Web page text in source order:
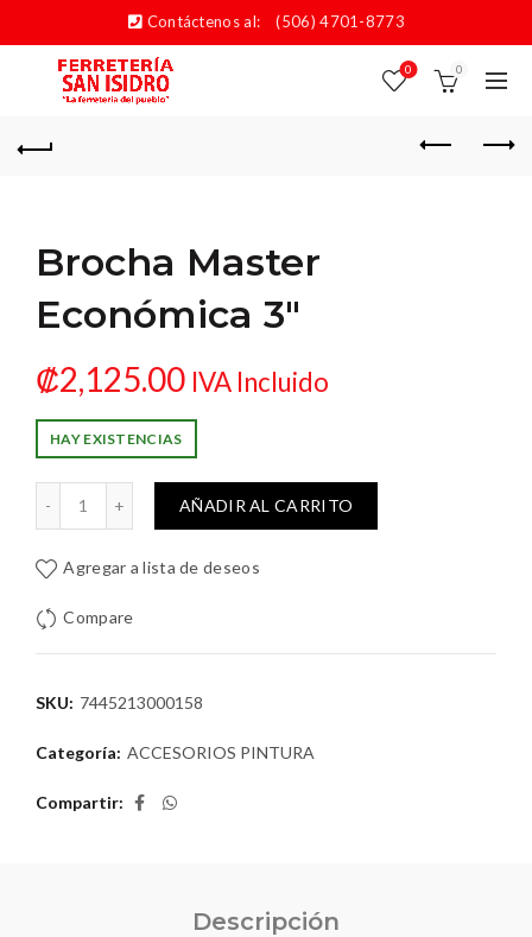
Contáctenos al: (506) 4701-8773
0 0
Brocha Master
Económica 3″
₡2,125.00 IVA Incluido
HAY EXISTENCIAS
Económica 3" cantidad
AÑADIR AL CARRITO
Agregar a lista de deseos
Compare
SKU: 7445213000158
Categoría: ACCESORIOS PINTURA
Compartir
Descripción